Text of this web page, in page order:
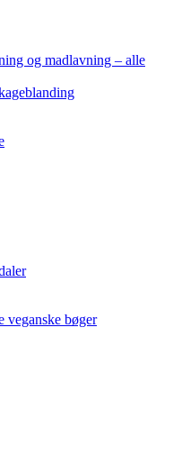
og madlavning – alle
veganske bøger